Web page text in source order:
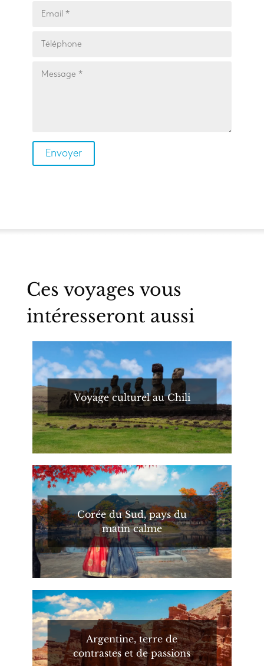
Ces voyages vous
intéresseront aussi
Voyage culturel au Chili
Corée du Sud, pays du
matin calme
Argentine, terre de
contrastes et de passions